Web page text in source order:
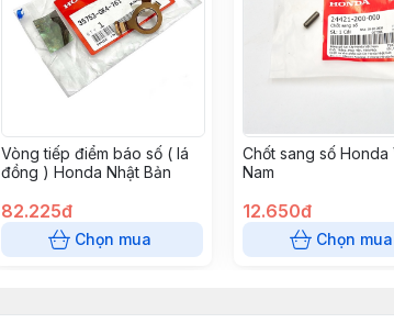
Vòng tiếp điểm báo số ( lá
đồng ) Honda Nhật Bản
82.225đ
Chọn mua
Chốt sang số Honda
Nam
12.650đ
Chọn mua